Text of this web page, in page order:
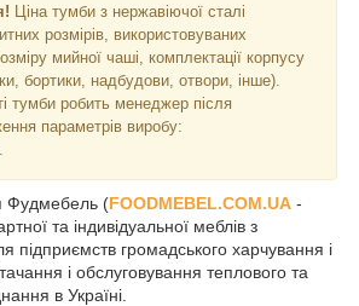
Ціна тумби з нержавіючої сталі
розмірів, використовуваних
мийної чаші, комплектації корпусу
бортики, надбудови, отвори, інше).
тумби робить менеджер після
параметрів виробу:
Фудмебель (FOODMEBEL.СOM.UA -
та індивідуальної меблів з
підприємств громадського харчування і
і обслуговування теплового та
в Україні.